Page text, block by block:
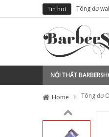
Tin hot Tông đơ
việt nam
NỘI THẤT
Home Tông đơ